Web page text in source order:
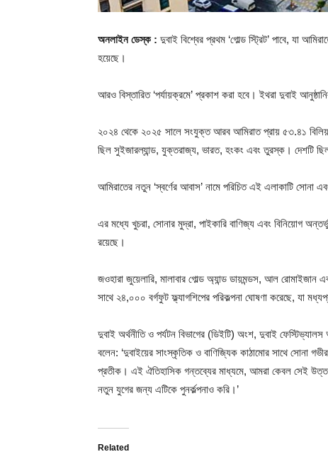
অনলাইন ডেস্ক : দুবাই বিশ্বের প্রথম ‘গোল্ড স্ট্রিট’ পাবে, যা
হয়েছে।
আরও বিস্তারিত ‘পর্যায়ক্রমে’ প্রকাশ করা হবে। ইথরা দুবাই
২০২৪ থেকে ২০২৫ সালে সংযুক্ত আরব আমিরাত প্রায় ৫৩.৪১
ছিল সুইজারল্যান্ড, যুক্তরাজ্য, ভারত, হংকং এবং তুরস্ক। দেশটি
আমিরাতের নতুন ‘স্বর্ণের আবাস’ নামে পরিচিত এই এলাকাটি
এর মধ্যে খুচরা, সোনার মুদ্রা, পাইকারি বাণিজ্য এবং বিনিয়োগ
রয়েছে।
জওহারা জুয়েলারি, মালাবার গোল্ড অ্যান্ড ডায়মন্ডস, আল রোমাইজান
সাথে ২৪,০০০ বর্গফুট ফ্ল্যাগশিপের পরিকল্পনা ঘোষণা করেছে, যা
দুবাই অর্থনীতি ও পর্যটন বিভাগের (ডিইটি) অংশ, দুবাই
বলেন: ‘দুবাইয়ের সাংস্কৃতিক ও বাণিজ্যিক কাঠামোর সাথে সোনা
প্রতীক। এই ঐতিহাসিক গন্তব্যের মাধ্যমে, আমরা কেবল সেই
নতুন যুগের জন্য এটিকে পুনর্কল্পনাও করি।’
Related